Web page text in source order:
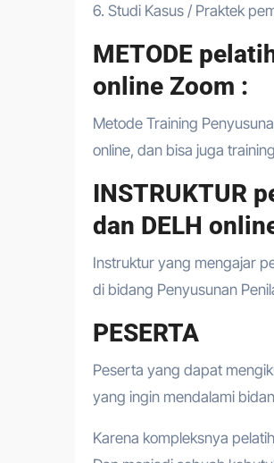
6. Studi Kasus / Praktek
METODE
online Zoom :
Metode Training
online, dan bisa juga
INSTRUKTUR
dan DELH
Instruktur yang mengajar
di bidang Penyusunan
PESERTA
Peserta yang dapat
yang ingin mendalami
Karena kompleksnya